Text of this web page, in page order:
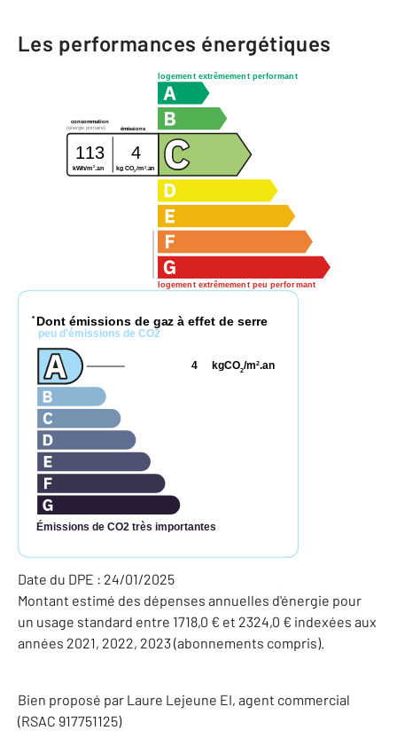
Les performances énergétiques
logement extrêmement performant
logement extrêmement peu performant
consommation
émissions
(énergie primaire)
113 4
kWh/m 2 .an kg CO2/m2.an
* Dont émissions de gaz à effet de serre
peu d'émissions de CO2
Émissions de CO2 très importantes
kgCO2/m2.an
4
Date du DPE : 24/01/2025
Montant estimé des dépenses annuelles d'énergie pour
un usage standard entre 1718,0 € et 2324,0 € indexées aux
années 2021, 2022, 2023 (abonnements compris).
Bien proposé par Laure Lejeune EI, agent commercial
(RSAC 917751125)